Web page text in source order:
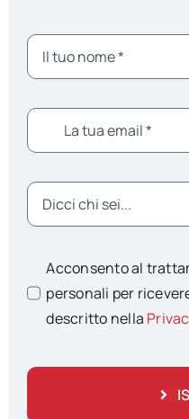
Acconsento al
personali per
descritto nella